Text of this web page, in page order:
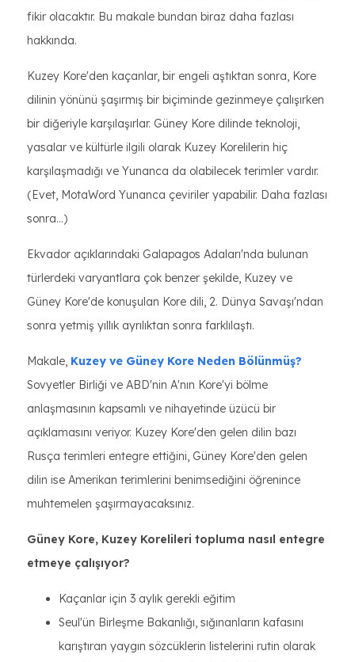
fikir olacaktır. Bu makale bundan biraz daha fazlası
hakkında.
Kuzey Kore'den kaçanlar, bir engeli aştıktan sonra, Kore
dilinin yönünü şaşırmış bir biçiminde gezinmeye çalışırken
bir diğeriyle karşılaşırlar. Güney Kore dilinde teknoloji,
yasalar ve kültürle ilgili olarak Kuzey Korelilerin hiç
karşılaşmadığı ve Yunanca da olabilecek terimler vardır.
(Evet, MotaWord Yunanca çeviriler yapabilir. Daha fazlası
sonra...)
Ekvador açıklarındaki Galapagos Adaları'nda bulunan
türlerdeki varyantlara çok benzer şekilde, Kuzey ve
Güney Kore'de konuşulan Kore dili, 2. Dünya Savaşı'ndan
sonra yetmiş yıllık ayrılıktan sonra farklılaştı.
Makale, Kuzey ve Güney Kore Neden Bölünmüş?
Sovyetler Birliği ve ABD'nin A'nın Kore'yi bölme
anlaşmasının kapsamlı ve nihayetinde üzücü bir
açıklamasını veriyor. Kuzey Kore'den gelen dilin bazı
Rusça terimleri entegre ettiğini, Güney Kore'den gelen
dilin ise Amerikan terimlerini benimsediğini öğrenince
muhtemelen şaşırmayacaksınız.
Güney Kore, Kuzey Korelileri topluma nasıl entegre
etmeye çalışıyor?
Kaçanlar için 3 aylık gerekli eğitim
Seul'ün Birleşme Bakanlığı, sığınanların kafasını
karıştıran yaygın sözcüklerin listelerini rutin olarak